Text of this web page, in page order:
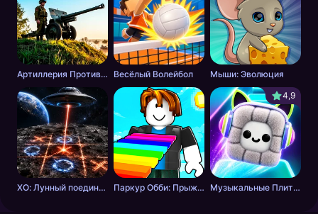
Артиллерия Против Танков Весёлый Волейбол Мыши: Эволюция
ХО: Лунный поединок Паркур Обби: Прыжок к Победе
4,9
Музыкальные Плитки: Ритм Пушистика